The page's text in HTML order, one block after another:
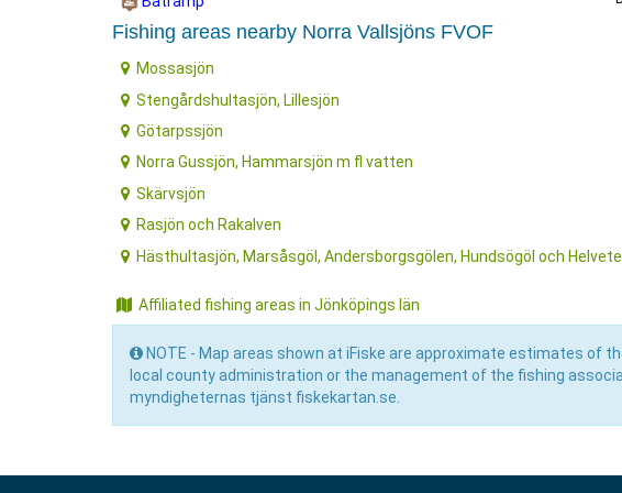
Fishing areas nearby Norra Vallsjöns FVOF
Mossasjön
Stengårdshultasjön, Lillesjön
Götarpssjön
Norra Gussjön, Hammarsjön m fl vatten
Skärvsjön
Rasjön och Rakalven
Hästhultasjön, Marsåsgöl, Andersborgsgölen, Hundsögöl och
Affiliated fishing areas in Jönköpings län
NOTE - Map areas shown at iFiske are approximate estimates of
local county administration or the management of the fishing
myndigheternas tjänst fiskekartan.se.